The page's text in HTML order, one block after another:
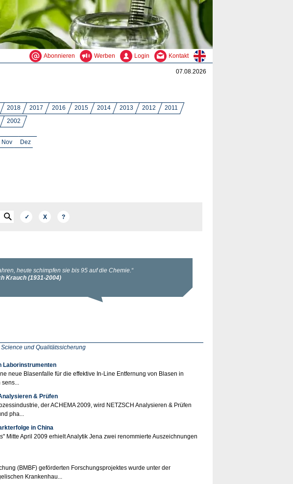
Abonnieren Werben Login Kontakt
07.08.2026
2018 2017 2016 2015 2014 2013 2012
2011
2002
Nov Dez
und Qualitätssicherung
Laborinstrumenten
neue Blasenfalle für die effektive In-Line Entfernung von Blasen in
sens...
& Prüfen
der ACHEMA 2009, wird NETZSCH Analysieren & Prüfen
pha...
in China
Mitte April 2009 erhielt Analytik Jena zwei renommierte Auszeichnungen
(BMBF) geförderten Forschungsprojektes wurde unter der
Krankenhau...